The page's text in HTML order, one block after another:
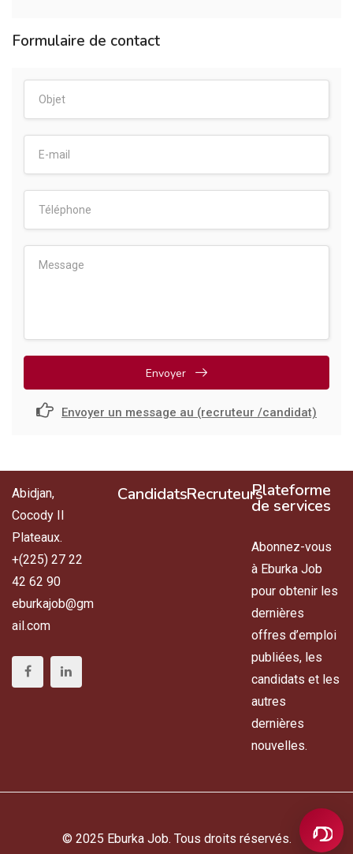
Formulaire de contact
Envoyer
Envoyer un message au (recruteur /candidat)
Abidjan,
Cocody II
Plateaux.
+(225) 27 22
42 62 90
eburkajob@gm
ail.com
CandidatsRecruteursPlateforme
de services
Abonnez-vous
à Eburka Job
pour obtenir les
dernières
offres d’emploi
publiées, les
candidats et les
autres
dernières
nouvelles.
© 2025 Eburka Job. Tous droits réservés.